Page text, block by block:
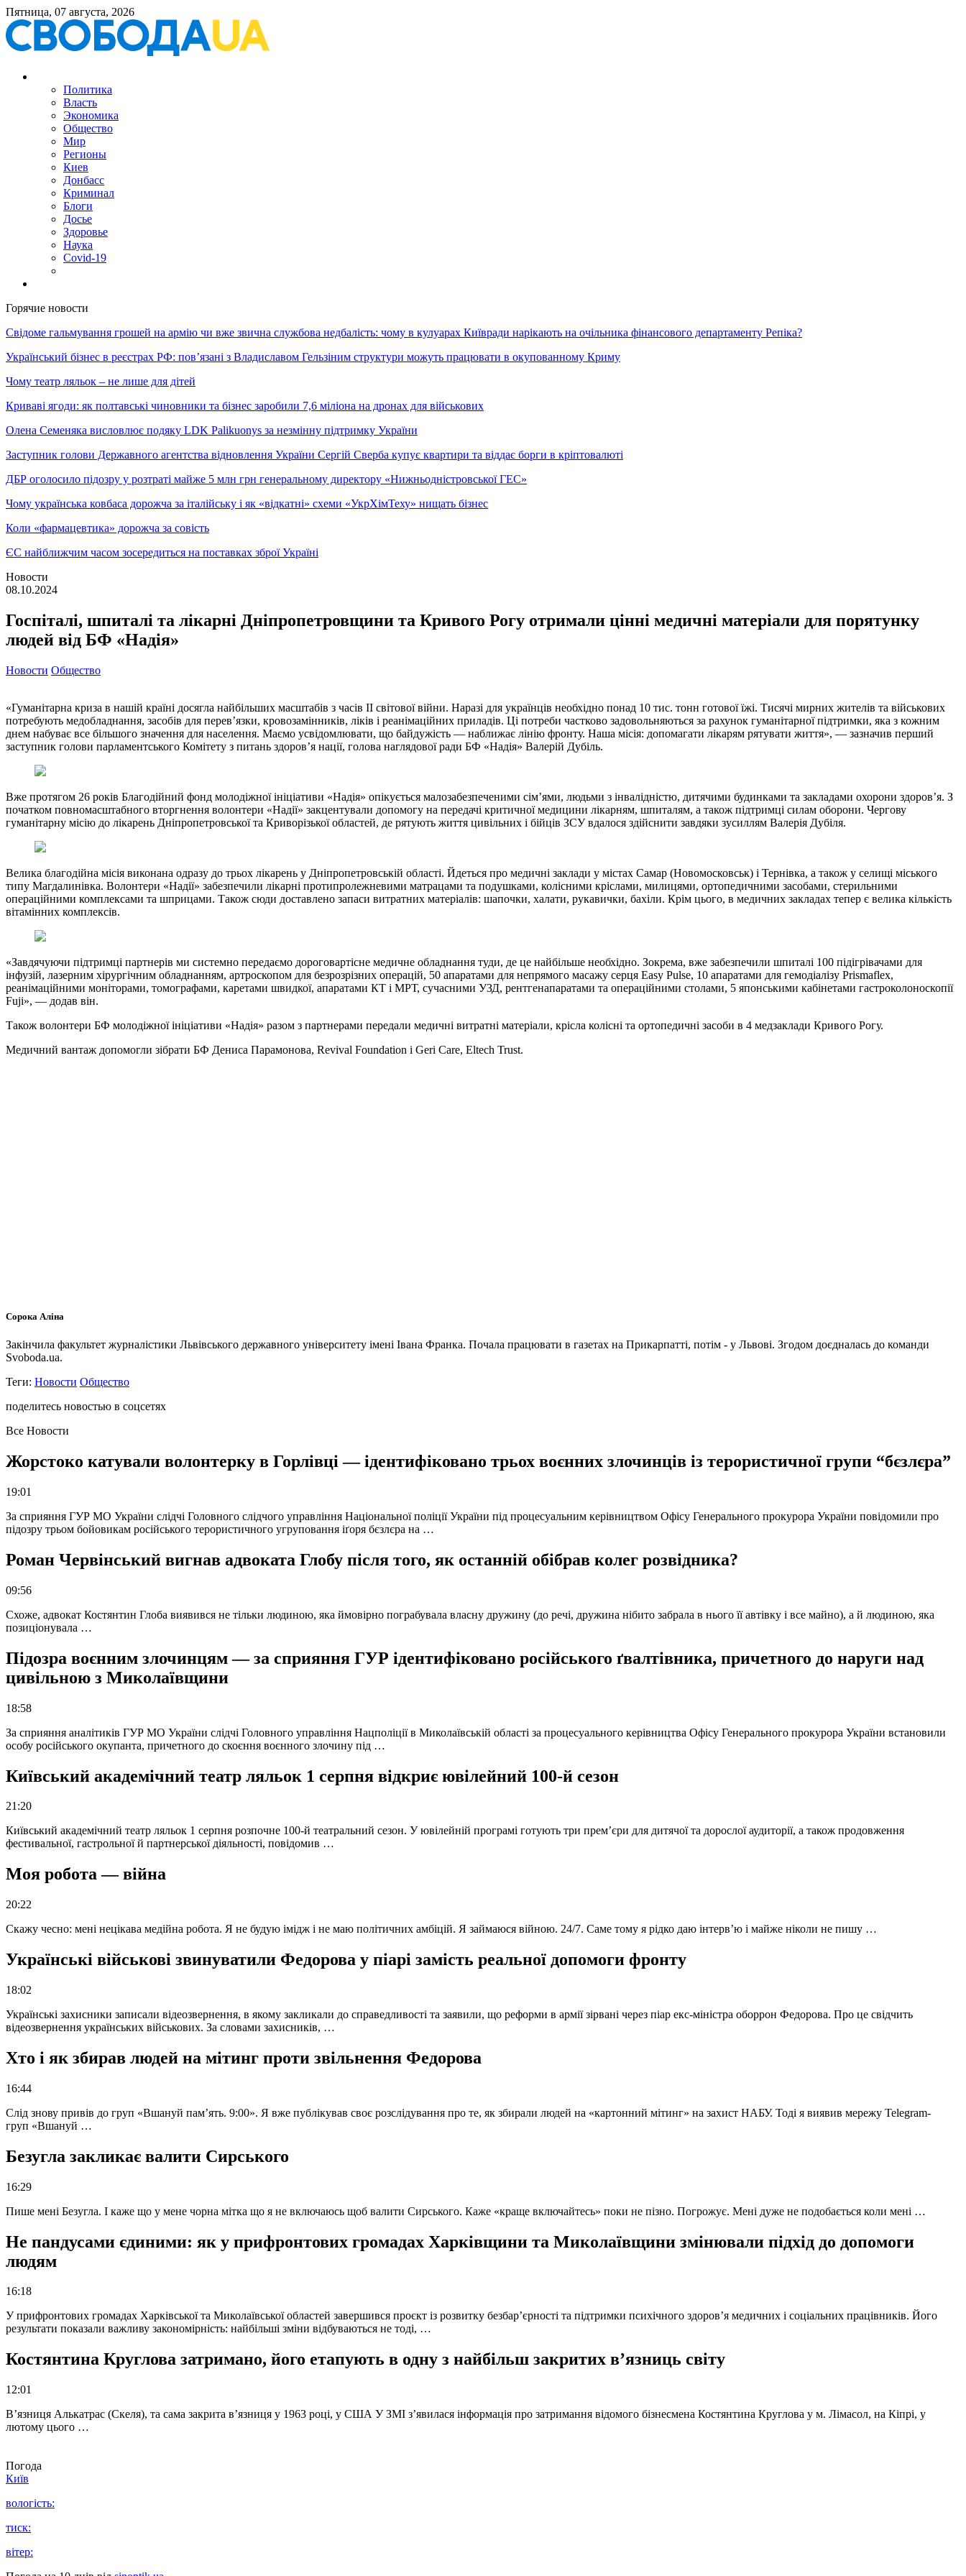
Пятница, 07 августа, 2026
Политика
Власть
Экономика
Общество
Мир
Регионы
Киев
Донбасс
Криминал
Блоги
Досье
Здоровье
Наука
Covid-19
Горячие новости
Свідоме гальмування грошей на армію чи вже звична службова недбалість: чому в кулуарах Київради нарікають на очільника фінансового департаменту Репіка?
Український бізнес в реєстрах РФ: пов’язані з Владиславом Гельзіним структури можуть працювати в окупованному Криму
Чому театр ляльок – не лише для дітей
Криваві ягоди: як полтавські чиновники та бізнес заробили 7,6 міліона на дронах для військових
Олена Семеняка висловлює подяку LDK Palikuonys за незмінну підтримку України
Заступник голови Державного агентства відновлення України Сергій Сверба купує квартири та віддає борги в кріптовалюті
ДБР оголосило підозру у розтраті майже 5 млн грн генеральному директору «Нижньодністровської ГЕС»
Чому українська ковбаса дорожча за італійську і як «відкатні» схеми «УкрХімТеху» нищать бізнес
Коли «фармацевтика» дорожча за совість
ЄС найближчим часом зосередиться на поставках зброї Україні
Новости
08.10.2024
Госпіталі, шпиталі та лікарні Дніпропетровщини та Кривого Рогу отримали цінні медичні матеріали для порятунку
людей від БФ «Надія»
Новости Общество
«Гуманітарна криза в нашій країні досягла найбільших масштабів з часів ІІ світової війни. Наразі для українців необхідно понад 10 тис. тонн готової їжі. Тисячі мирних жителів та військових
потребують медобладнання, засобів для перев’язки, кровозамінників, ліків і реанімаційних приладів. Ці потреби частково задовольняються за рахунок гуманітарної підтримки, яка з кожним
днем набуває все більшого значення для населення. Маємо усвідомлювати, що байдужість — наближає лінію фронту. Наша місія: допомагати лікарям рятувати життя», — зазначив перший
заступник голови парламентського Комітету з питань здоров’я нації, голова наглядової ради БФ «Надія» Валерій Дубіль.
Вже протягом 26 років Благодійний фонд молодіжної ініціативи «Надія» опікується малозабезпеченими сім’ями, людьми з інвалідністю, дитячими будинками та закладами охорони здоров’я. З
початком повномасштабного вторгнення волонтери «Надії» закцентували допомогу на передачі критичної медицини лікарням, шпиталям, а також підтримці силам оборони. Чергову
гуманітарну місію до лікарень Дніпропетровської та Криворізької областей, де рятують життя цивільних і бійців ЗСУ вдалося здійснити завдяки зусиллям Валерія Дубіля.
Велика благодійна місія виконана одразу до трьох лікарень у Дніпропетровській області. Йдеться про медичні заклади у містах Самар (Новомосковськ) і Тернівка, а також у селищі міського
типу Магдалинівка. Волонтери «Надії» забезпечили лікарні протипролежневими матрацами та подушками, колісними кріслами, милицями, ортопедичними засобами, стерильними
операційними комплексами та шприцами. Також сюди доставлено запаси витратних матеріалів: шапочки, халати, рукавички, бахіли. Крім цього, в медичних закладах тепер є велика кількість
вітамінних комплексів.
«Завдячуючи підтримці партнерів ми системно передаємо дороговартісне медичне обладнання туди, де це найбільше необхідно. Зокрема, вже забезпечили шпиталі 100 підігрівачами для
інфузій, лазерним хірургічним обладнанням, артроскопом для безрозрізних операцій, 50 апаратами для непрямого масажу серця Easy Pulse, 10 апаратами для гемодіалізу Prismaflex,
реанімаційними моніторами, томографами, каретами швидкої, апаратами КТ і МРТ, сучасними УЗД, рентгенапаратами та операційними столами, 5 японськими кабінетами гастроколоноскопії
Fuji», — додав він.
Також волонтери БФ молодіжної ініціативи «Надія» разом з партнерами передали медичні витратні матеріали, крісла колісні та ортопедичні засоби в 4 медзаклади Кривого Рогу.
Медичний вантаж допомогли зібрати БФ Дениса Парамонова, Revival Foundation і Geri Care, Eltech Trust.
Сорока Аліна
Закінчила факультет журналістики Львівського державного університету імені Івана Франка. Почала працювати в газетах на Прикарпатті, потім - у Львові. Згодом доєдналась до команди
Svoboda.ua.
Теги: Новости Общество
поделитесь новостью в соцсетях
Все Новости
Жорстоко катували волонтерку в Горлівці — ідентифіковано трьох воєнних злочинців із терористичної групи “бєзлєра”
19:01
За сприяння ГУР МО України слідчі Головного слідчого управління Національної поліції України під процесуальним керівництвом Офісу Генерального прокурора України повідомили про
підозру трьом бойовикам російського терористичного угруповання іґоря бєзлєра на …
Роман Червінський вигнав адвоката Глобу після того, як останній обібрав колег розвідника?
09:56
Схоже, адвокат Костянтин Глоба виявився не тільки людиною, яка ймовірно пограбувала власну дружину (до речі, дружина нібито забрала в нього її автівку і все майно), а й людиною, яка
позиціонувала …
Підозра воєнним злочинцям — за сприяння ГУР ідентифіковано російського ґвалтівника, причетного до наруги над
цивільною з Миколаївщини
18:58
За сприяння аналітиків ГУР МО України слідчі Головного управління Нацполіції в Миколаївській області за процесуального керівництва Офісу Генерального прокурора України встановили
особу російського окупанта, причетного до скоєння воєнного злочину під …
Київський академічний театр ляльок 1 серпня відкриє ювілейний 100-й сезон
21:20
Київський академічний театр ляльок 1 серпня розпочне 100-й театральний сезон. У ювілейній програмі готують три прем’єри для дитячої та дорослої аудиторії, а також продовження
фестивальної, гастрольної й партнерської діяльності, повідомив …
Моя робота — війна
20:22
Скажу чесно: мені нецікава медійна робота. Я не будую імідж і не маю політичних амбіцій. Я займаюся війною. 24/7. Саме тому я рідко даю інтерв’ю і майже ніколи не пишу …
Українські військові звинуватили Федорова у піарі замість реальної допомоги фронту
18:02
Українські захисники записали відеозвернення, в якому закликали до справедливості та заявили, що реформи в армії зірвані через піар екс-міністра оборрон Федорова. Про це свідчить
відеозвернення українських військових. За словами захисників, …
Хто і як збирав людей на мітинг проти звільнення Федорова
16:44
Слід знову привів до груп «Вшануй пам’ять. 9:00». Я вже публікував своє розслідування про те, як збирали людей на «картонний мітинг» на захист НАБУ. Тоді я виявив мережу Telegram-
груп «Вшануй …
Безугла закликає валити Сирського
16:29
Пише мені Безугла. І каже що у мене чорна мітка що я не включаюсь щоб валити Сирського. Каже «краще включайтесь» поки не пізно. Погрожує. Мені дуже не подобається коли мені …
Не пандусами єдиними: як у прифронтових громадах Харківщини та Миколаївщини змінювали підхід до допомоги
людям
16:18
У прифронтових громадах Харківської та Миколаївської областей завершився проєкт із розвитку безбар’єрності та підтримки психічного здоров’я медичних і соціальних працівників. Його
результати показали важливу закономірність: найбільші зміни відбуваються не тоді, …
Костянтина Круглова затримано, його етапують в одну з найбільш закритих в’язниць світу
12:01
В’язниця Алькатрас (Скеля), та сама закрита в’язниця у 1963 році, у США У ЗМІ з’явилася інформація про затримання відомого бізнесмена Костянтина Круглова у м. Лімасол, на Кіпрі, у
лютому цього …
Погода
Київ
вологість:
тиск:
вітер: